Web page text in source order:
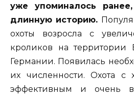
уже упоминалось
длинную историю.
охоты возросла с
кроликов на территории
Германии. Появилась
их численности. Охота с
эффективным и очень